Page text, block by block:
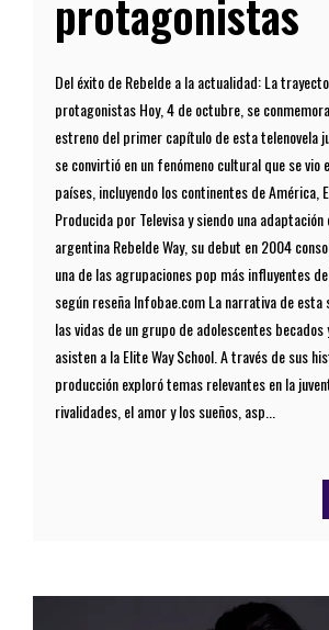
protagonistas
Del éxito de Rebelde a la actualidad: La
protagonistas Hoy, 4 de octubre, se
estreno del primer capítulo de esta telenovela
se convirtió en un fenómeno cultural que se vio
países, incluyendo los continentes de América,
Producida por Televisa y siendo una adaptación
argentina Rebelde Way, su debut en 2004
una de las agrupaciones pop más influyentes
según reseña Infobae.com La narrativa de
las vidas de un grupo de adolescentes
asisten a la Elite Way School. A través de sus
producción exploró temas relevantes en la
rivalidades, el amor y los sueños, asp...